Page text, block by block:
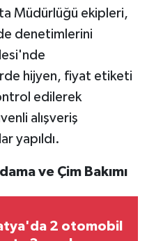
Müdürlüğü ekipleri,
denetimlerini
hijyen, fiyat etiketi
edilerek
alışveriş
yapıldı.
ve Çim Bakımı
2 otomobil